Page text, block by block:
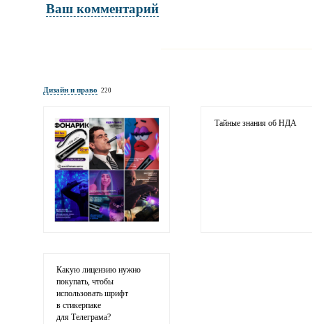
Ваш комментарий
Дизайн и право 220
Тайные знания об НДА
Какую лицензию нужно
покупать, чтобы
использовать шрифт
в стикерпаке
для Телеграма?